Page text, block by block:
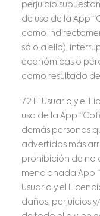
perjuicio
de uso de la App
como
sólo a ello),
económicas o
como resultado
7.2 El Usuario y el
uso de la App
demás personas
advertidos más
prohibición de no
mencionada App
Usuario y el
daños, perjuicios